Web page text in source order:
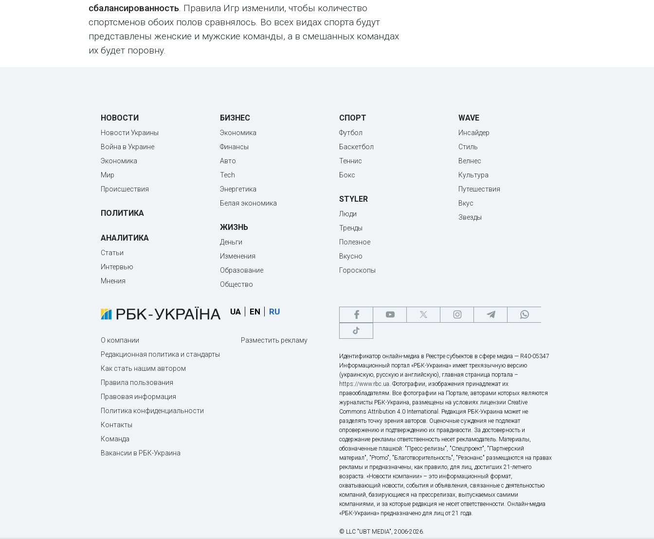
сбалансированность. Правила Игр изменили, чтобы количество
спортсменов обоих полов сравнялось. Во всех видах спорта будут
представлены женские и мужские команды, а в смешанных командах
их будет поровну.
НОВОСТИ
Новости Украины
Война в Украине
Экономика
Мир
Происшествия
ПОЛИТИКА
АНАЛИТИКА
Статьи
Интервью
Мнения
БИЗНЕС
Экономика
Финансы
Авто
Tech
Энергетика
Белая экономика
ЖИЗНЬ
Деньги
Изменения
Образование
Общество
СПОРТ
Футбол
Баскетбол
Теннис
Бокс
STYLER
Люди
Тренды
Полезное
Вкусно
Гороскопы
WAVE
Инсайдер
Стиль
Велнес
Культура
Путешествия
Вкус
Звезды
UA EN RU
О компании
Редакционная политика и стандарты
Как стать нашим автором
Правила пользования
Правовая информация
Политика конфиденциальности
Контакты
Команда
Вакансии в РБК-Украина
Разместить рекламу
Идентификатор онлайн-медиа в Реестре субъектов в сфере медиа — R40-05347
Информационный портал «РБК-Украина» имеет трехязычную версию
(украинскую, русскую и английскую), главная страница портала –
https://www.rbc.ua. Фотографии, изображения принадлежат их
правообладателям. Все фотографии на Портале, авторами которых являются
журналисты РБК-Украина, размещены на условиях лицензии Creative
Commons Attribution 4.0 International. Редакция РБК-Украина может не
разделять точку зрения авторов. Оценочные суждения не подлежат
опровержению и подтверждению их правдивости. За достоверность и
содержание рекламы ответственность несет рекламодатель. Материалы,
обозначенные плашкой: "Пресс-релизы", "Спецпроект", "Партнерский
материал", "Promo", "Благотворительность", "Резонанс" размещаются на правах
рекламы и предназначены, как правило, для лиц, достигших 21-летнего
возраста. «Новости компании» – это информационный формат,
охватывающий новости, события и объявления, связанные с деятельностью
компаний, базирующиеся на прессрелизах, выпускаемых самими
компаниями, и за которые редакция не несет ответственности. Онлайн-медиа
«РБК-Украина» предназначено для лиц от 21 года.
© LLC "UBT MEDIA", 2006-2026.